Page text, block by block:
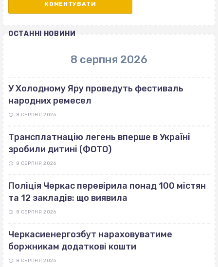
ОСТАННІ НОВИНИ
8 серпня 2026
У Холодному Яру проведуть фестиваль
народних ремесел
8 СЕРПНЯ 2026
Трансплатнацію легень вперше в Україні
зробили дитині (ФОТО)
8 СЕРПНЯ 2026
Поліція Черкас перевірила понад 100 містян
та 12 закладів: що виявила
8 СЕРПНЯ 2026
Черкасиенергозбут нараховуватиме
боржникам додаткові кошти
8 СЕРПНЯ 2026